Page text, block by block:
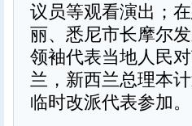
议员等观看演出；
丽、悉尼市长摩尔
领袖代表当地人民
兰，新西兰总理本
临时改派代表参加。